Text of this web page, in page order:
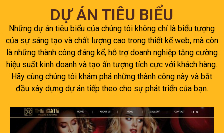
DỰ ÁN TIÊU BIỂU
Những dự án tiêu biểu của chúng tôi không chỉ là biểu tượng
của sự sáng tạo và chất lượng cao trong thiết kế web, mà còn
là những thành công đáng kể, hỗ trợ doanh nghiệp tăng cường
hiệu suất kinh doanh và tạo ấn tượng tích cực với khách hàng.
Hãy cùng chúng tôi khám phá những thành công này và bắt
đầu xây dựng dự án tiếp theo cho sự phát triển của bạn.